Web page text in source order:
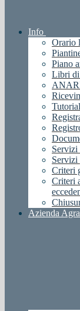
Info
Orario
Piano
Libri di
Tutorial
Servizi
Servizi
Criteri
Criteri
Azienda